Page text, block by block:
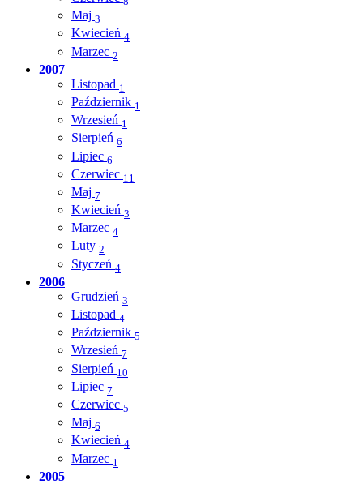
Maj 3
Kwiecień 4
Marzec 2
2007
Listopad 1
Październik 1
Wrzesień 1
Sierpień 6
Lipiec 6
Czerwiec 11
Maj 7
Kwiecień 3
Marzec 4
Luty 2
Styczeń 4
2006
Grudzień 3
Listopad 4
Październik 5
Wrzesień 7
Sierpień 10
Lipiec 7
Czerwiec 5
Maj 6
Kwiecień 4
Marzec 1
2005